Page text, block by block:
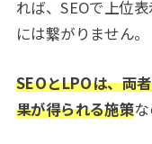
れば、SEOで上位
には繋がりません。
SEOとLPOは、両
果が得られる施策な